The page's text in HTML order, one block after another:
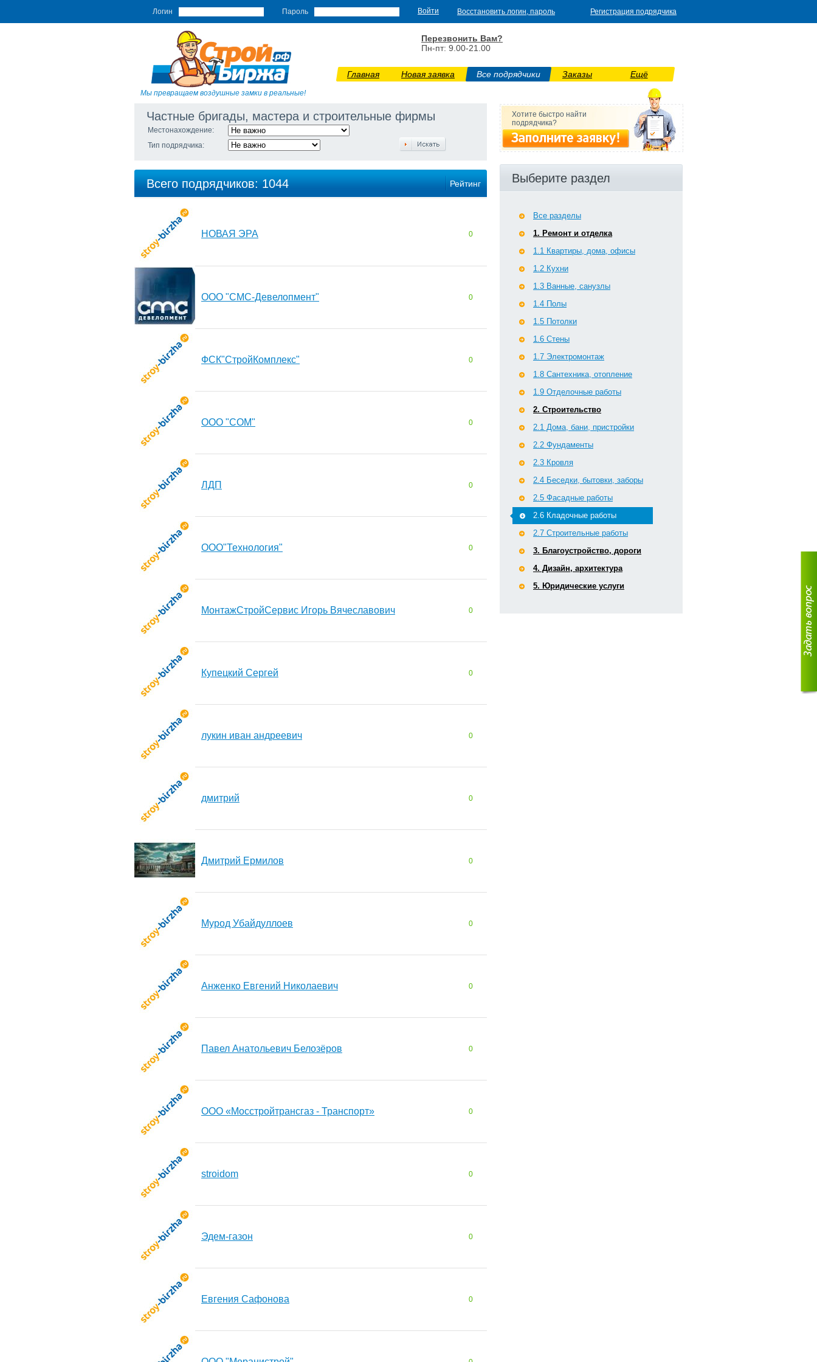
Логин Пароль Восстановить логин, пароль Регистрация подрядчика
Мы превращаем воздушные замки в реальные!
Перезвонить Вам?
Пн-пт: 9.00-21.00
Главная Новая заявка Все подрядчики Заказы Ещё
Частные бригады, мастера и строительные фирмы
Местонахождение:
Тип подрядчика:
Рейтинг
Всего подрядчиков: 1044
НОВАЯ ЭРА 0
ООО "СМС-Девелопмент" 0
ФСК"СтройКомплекс" 0
ООО "СОМ" 0
ЛДП 0
ООО"Технология" 0
МонтажСтройСервис Игорь Вячеславович 0
Купецкий Сергей 0
лукин иван андреевич 0
дмитрий 0
Дмитрий Ермилов 0
Мурод Убайдуллоев 0
Анженко Евгений Николаевич 0
Павел Анатольевич Белозёров 0
ООО «Мосстройтрансгаз - Транспорт» 0
stroidom 0
Эдем-газон 0
Евгения Сафонова 0
Хотите быстро найти
подрядчика?
Выберите раздел
Все разделы
1. Ремонт и отделка
1.1 Квартиры, дома, офисы
1.2 Кухни
1.3 Ванные, санузлы
1.4 Полы
1.5 Потолки
1.6 Стены
1.7 Э­лектромонтаж
1.8 Сантехника, отопление
1.9 Отделочные работы
2. Строительство
2.1 Дома, бани, пристройки
2.2 Фундаменты
2.3 Кровля
2.4 Беседки, бытовки, заборы
2.5 Фасадные работы
2.6 Кладочные работы
2.7 Строительные работы
3. Благоустройство, дороги
4. Дизайн, архитектура
5. Юридические услуги